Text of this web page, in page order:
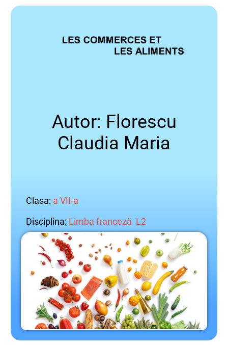
Autor: Florescu
Claudia Maria
Clasa: a VII-a
Disciplina: Limba franceză L2